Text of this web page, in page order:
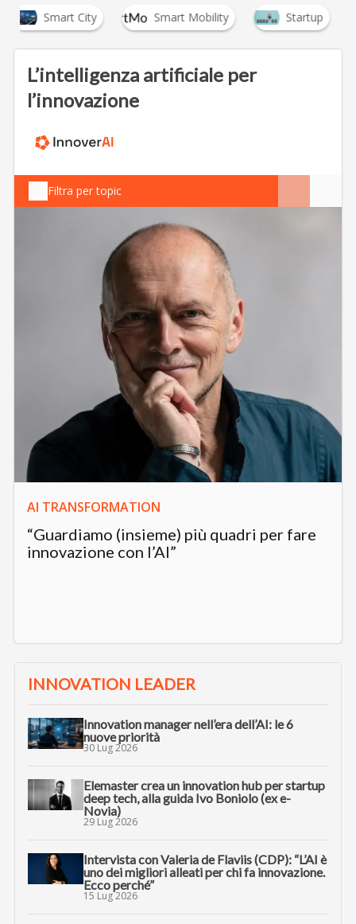
Smart City Smart Mobility Startup
L’intelligenza artificiale per
l’innovazione
Filtra per topic
AI TRANSFORMATION
“Guardiamo (insieme) più quadri per fare
innovazione con l’AI”
INNOVATION LEADER
Innovation manager nell’era dell’AI: le 6
nuove priorità
30 Lug 2026
Elemaster crea un innovation hub per startup
deep tech, alla guida Ivo Boniolo (ex e-
Novia)
29 Lug 2026
Intervista con Valeria de Flaviis (CDP): “L’AI è
uno dei migliori alleati per chi fa innovazione.
Ecco perché”
15 Lug 2026